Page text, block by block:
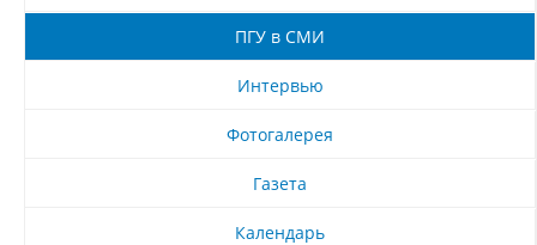
ПГУ в СМИ
Интервью
Фотогалерея
Газета
Календарь